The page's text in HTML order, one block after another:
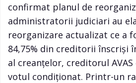
confirmat planul de
administratorii judiciari au
reorganizare actualizat ce a
84,75% din creditorii înscrişi
al creanţelor, creditorul
votul condiţionat. Printr-un